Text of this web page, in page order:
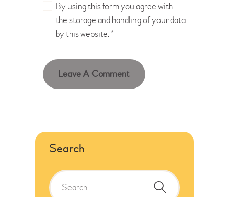
By using this form you agree with
the storage and handling of your data
by this website.*
Search
Search
for: